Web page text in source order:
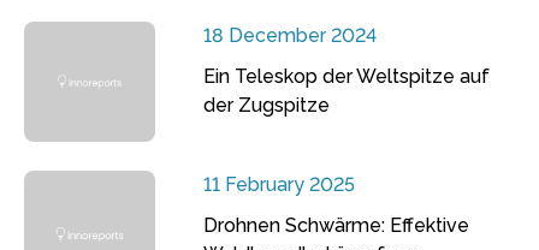
18 December 2024
Ein Teleskop der Weltspitze auf
der Zugspitze
11 February 2025
Drohnen Schwärme: Effektive